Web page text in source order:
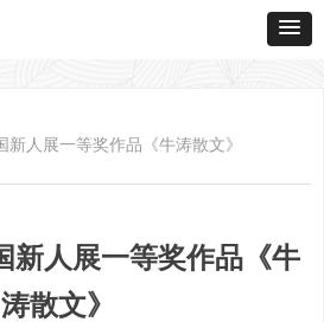
新人展一等奖作品《牛
涛散文》
新人展一等奖作品《牛涛散文》